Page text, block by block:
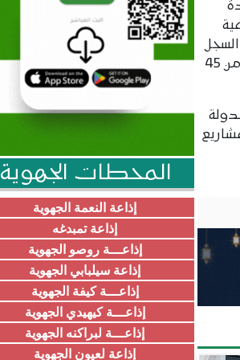
الاجتماعي، كما شملت الموظفين الذين لا تتجاوز رواتبهم 130 ألف أوقية، إضافة إلى رفع الحد الأدنى للأجور من 45
الدولة
المحطات الجهوية
إذاعة النعمة الجهوية
إذاعة تمبدغه
إذاعـــة روصو الجهوية
إذاعة سيلبابي الجهوية
إذاعـــة كيفة الجهوية
إذاعـــة كيهيدي الجهوية
إذاعـــة لبراكنه الجهوية
إذاعة لعيون الجهوية